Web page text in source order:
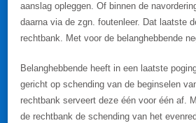
aanslag opleggen. Of binnen de
daarna via de zgn. foutenleer. Dat laatste
rechtbank. Met voor de belanghebbende
Belanghebbende heeft in een laatste
gericht op schending van de beginselen
rechtbank serveert deze één voor één af.
de rechtbank de schending van het